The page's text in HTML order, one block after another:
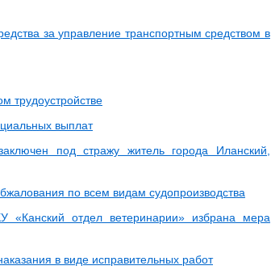
за управление транспортным средством в
трудоустройстве
выплат
под стражу житель города Иланский,
по всем видам судопроизводства
отдел ветеринарии» избрана мера
в виде исправительных работ